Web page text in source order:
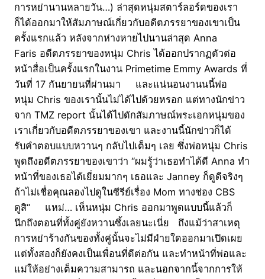
การหย่านานหลายวัน…) ล่าสุดหนุ่มสตาร์ลอร์ดของเรา
ก็ได้ออกมาให้สัมภาษณ์เกี่ยวกับอดีตภรรยาของเขาเป็น
ครั้งแรกแล้ว หลังจากห่างหายไปนานล่าสุด Anna
Faris อดีตภรรยาของหนุ่ม Chris ได้ออกปรากฏตัวต่อ
หน้าสื่อเป็นครั้งแรกในงาน Primetime Emmy Awards ที่
วันที่ 17 กันยายนที่ผ่านมา และแน่นอนงานนนี้พ่อ
หนุ่ม Chris ของเรานั้นไม่ได้ไปด้วยหรอก แต่ทางนักข่าว
จาก TMZ report นั้นได้ไปดักสัมภาษณ์พระเอกหนุ่มของ
เราเกี่ยวกับอดีตภรรยาของเขา และงานนี้นักข่าวก็ได้
รับคำตอบแบบหวานๆ กลับไปเต็มๆ เลย ซึ่งพ่อหนุ่ม Chris
พูดถึงอดีตภรรยาของเขาว่า “ผมรู้ว่าเธอทำได้ดี Anna ทำ
หน้าที่ของเธอได้เยี่ยมมากๆ เธอและ Janney ก็ดูดีจริงๆ
ถ้าไม่เชื่อคุณลองไปดูในซีรีย์เรื่อง Mom ทางช่อง CBS
ดูสิ“ แหม่… เห็นหนุ่ม Chris ออกมาพูดแบบนี้แล้วก็
นึกถึงตอนที่ทั้งคู่ยังหวานซึ้งเลยนะเนี่ย ถึงแม้ว่าสาเหตุ
การหย่าร้างกันของทั้งคู่นั้นจะไม่มีฝ่ายใดออกมาเปิดเผย
แต่ทั้งสองก็ยังคงเป็นเพื่อนที่ดีต่อกัน และทำหน้าที่พ่อและ
แม่ให้อย่างเต็มความสามารถ และนอกจากนี้จากการให้